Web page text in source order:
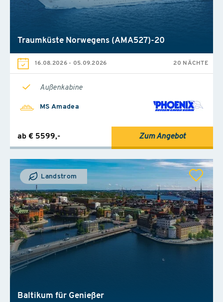
Traumküste Norwegens (AMA527)-20
16.08.2026- 05.09.2026 20 NÄCHTE
Außenkabine
MS Amadea
ab € 5599,- Zum Angebot
Landstrom
Baltikum für Genießer